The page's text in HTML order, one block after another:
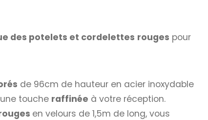
des potelets et cordelettes rouges pour
de 96cm de hauteur en acier inoxydable
touche raffinée à votre réception.
en velours de 1,5m de long, vous